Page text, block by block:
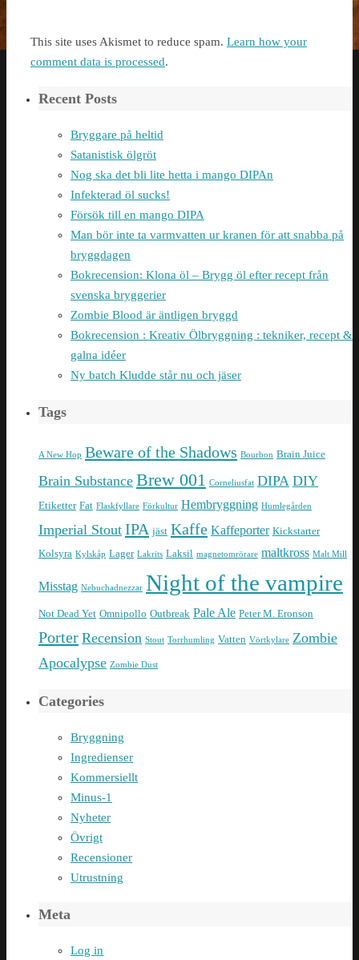
This site uses Akismet to reduce spam. Learn how your
comment data is processed.
Recent Posts
Bryggare på heltid
Satanistisk ölgröt
Nog ska det bli lite hetta i mango DIPAn
Infekterad öl sucks!
Försök till en mango DIPA
Man bör inte ta varmvatten ur kranen för att snabba på
bryggdagen
Bokrecension: Klona öl – Brygg öl efter recept från
svenska bryggerier
Zombie Blood är äntligen bryggd
Bokrecension : Kreativ Ölbryggning : tekniker, recept &
galna idéer
Ny batch Kludde står nu och jäser
Tags
A New Hop Beware of the Shadows Bourbon Brain Juice
Brain Substance Brew 001 Corneliusfat DIPA DIY
Etiketter Fat Flaskfyllare Förkultur Hembryggning Humlegården
Imperial Stout IPA jäst Kaffe Kaffeporter Kickstarter
Kolsyra Kylskåp Lager Lakrits Laksil magnetomrörare maltkross Malt Mill
Misstag Nebuchadnezzar Night of the vampire
Not Dead Yet Omnipollo Outbreak Pale Ale Peter M. Eronson
Porter Recension Stout Torrhumling Vatten Vörtkylare Zombie
Apocalypse Zombie Dust
Categories
Bryggning
Ingredienser
Kommersiellt
Minus-1
Nyheter
Övrigt
Recensioner
Utrustning
Meta
Log in